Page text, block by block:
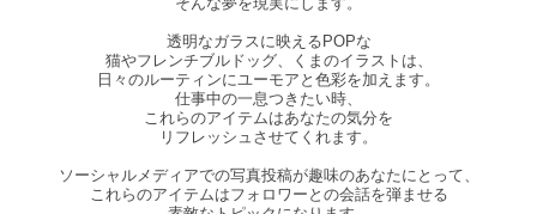
透明なガラスに映えるPOPな
猫やフレンチブルドッグ、くまのイラストは、
日々のルーティンにユーモアと色彩を加えます。
仕事中の一息つきたい時、
これらのアイテムはあなたの気分を
リフレッシュさせてくれます。
ソーシャルメディアでの写真投稿が趣味のあなたにとって、
これらのアイテムはフォロワーとの会話を弾ませる